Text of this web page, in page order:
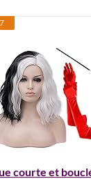
courte et